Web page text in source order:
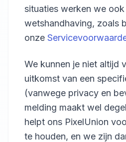
situaties werken we
wetshandhaving, zoals
onze
We kunnen je niet altijd
uitkomst van een
(vanwege privacy en
melding maakt wel
helpt ons PixelUnion
te houden, en we zijn